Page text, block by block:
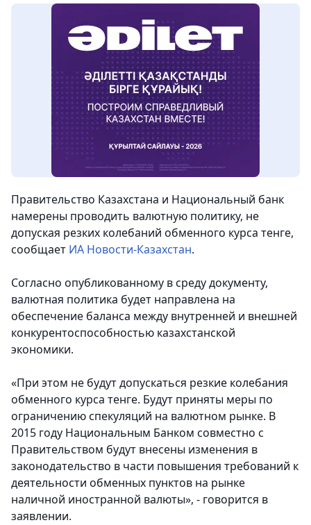
Правительство Казахстана и Национальный банк
намерены проводить валютную политику, не
допуская резких колебаний обменного курса тенге,
сообщает ИА Новости-Казахстан.
Согласно опубликованному в среду документу,
валютная политика будет направлена на
обеспечение баланса между внутренней и внешней
конкурентоспособностью казахстанской
экономики.
«При этом не будут допускаться резкие колебания
обменного курса тенге. Будут приняты меры по
ограничению спекуляций на валютном рынке. В
2015 году Национальным Банком совместно с
Правительством будут внесены изменения в
законодательство в части повышения требований к
деятельности обменных пунктов на рынке
наличной иностранной валюты», - говорится в
заявлении.